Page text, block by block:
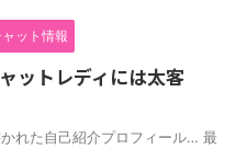
ット情報
ットレディには太客
れた自己紹介プロフィール… 最